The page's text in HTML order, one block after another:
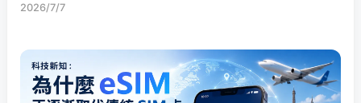
2026/7/7